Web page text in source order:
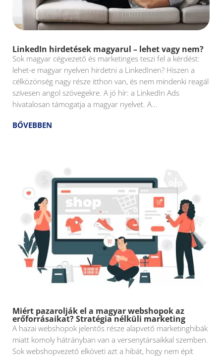
LinkedIn hirdetések magyarul – lehet vagy nem?
Sok magyar cégvezető és marketinges teszi fel a kérdést:
lehet-e magyar nyelven hirdetni a LinkedInen? Hiszen a
célközönség nagy része itthon van, és nem mindenki reagál
szívesen angol szövegekre. A jó hír: a LinkedIn Ads
hivatalosan támogatja a magyar nyelvet. A...
BŐVEBBEN
Miért pazarolják el a magyar webshopok az
erőforrásaikat? Stratégia nélküli marketing
A hazai webshopok jelentős része alapvető marketinghibák
miatt komoly hátrányban van a versenytársaikkal szemben.
Sok webshopvezető elköveti azt a hibát, hogy nem épít